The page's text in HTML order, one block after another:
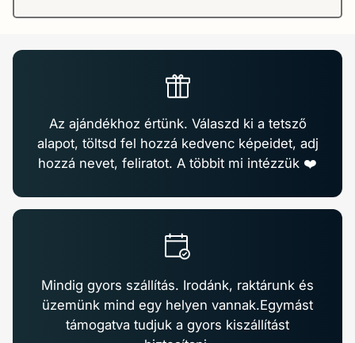
Az ajándékhoz értünk. Válaszd ki a tetsző
alapot, töltsd fel hozzá kedvenc képeidet, adj
hozzá nevet, feliratot. A többit mi intézzük ❤️
Mindig gyors szállítás. Irodánk, raktárunk és
üzemünk mind egy helyen vannak.Egymást
támogatva tudjuk a gyors kiszállítást